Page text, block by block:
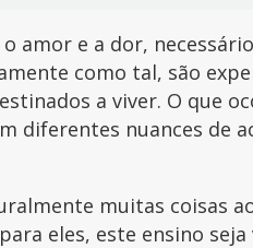
amor e a dor,
como tal, são
a viver. O que
diferentes nuances de
muitas coisas
eles, este ensino